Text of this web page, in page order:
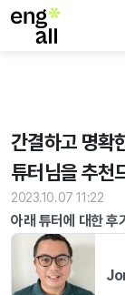
간결하고 명
튜터님을 추천
2023.10.07 11:22
아래 튜터에 대한 후